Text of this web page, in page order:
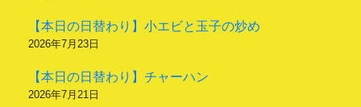
【本日の日替わり】小エビと玉子の炒め
2026年7月23日
【本日の日替わり】チャーハン
2026年7月21日